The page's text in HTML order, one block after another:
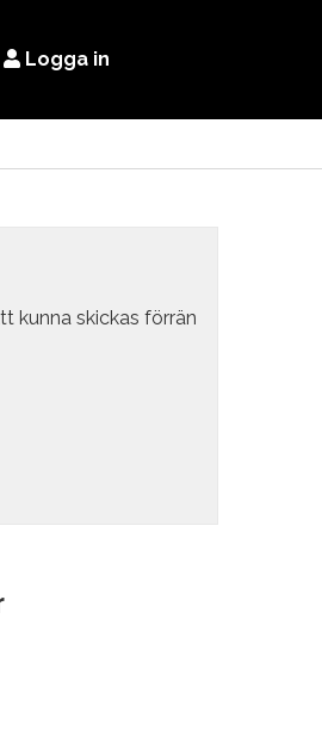
Logga in
kunna skickas förrän